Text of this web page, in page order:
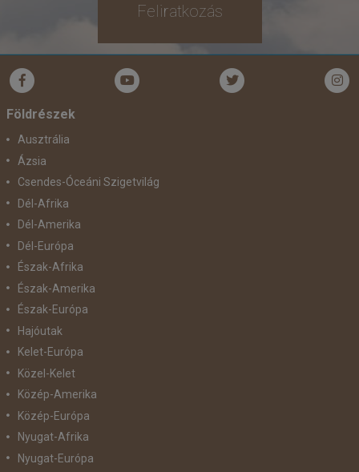
Feliratkozás
Földrészek
Ausztrália
Ázsia
Csendes-Óceáni Szigetvilág
Dél-Afrika
Dél-Amerika
Dél-Európa
Észak-Afrika
Észak-Amerika
Észak-Európa
Hajóutak
Kelet-Európa
Közel-Kelet
Közép-Amerika
Közép-Európa
Nyugat-Afrika
Nyugat-Európa